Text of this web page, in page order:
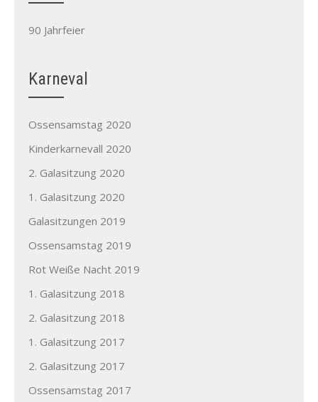
90 Jahrfeier
Karneval
Ossensamstag 2020
Kinderkarnevall 2020
2. Galasitzung 2020
1. Galasitzung 2020
Galasitzungen 2019
Ossensamstag 2019
Rot Weiße Nacht 2019
1. Galasitzung 2018
2. Galasitzung 2018
1. Galasitzung 2017
2. Galasitzung 2017
Ossensamstag 2017